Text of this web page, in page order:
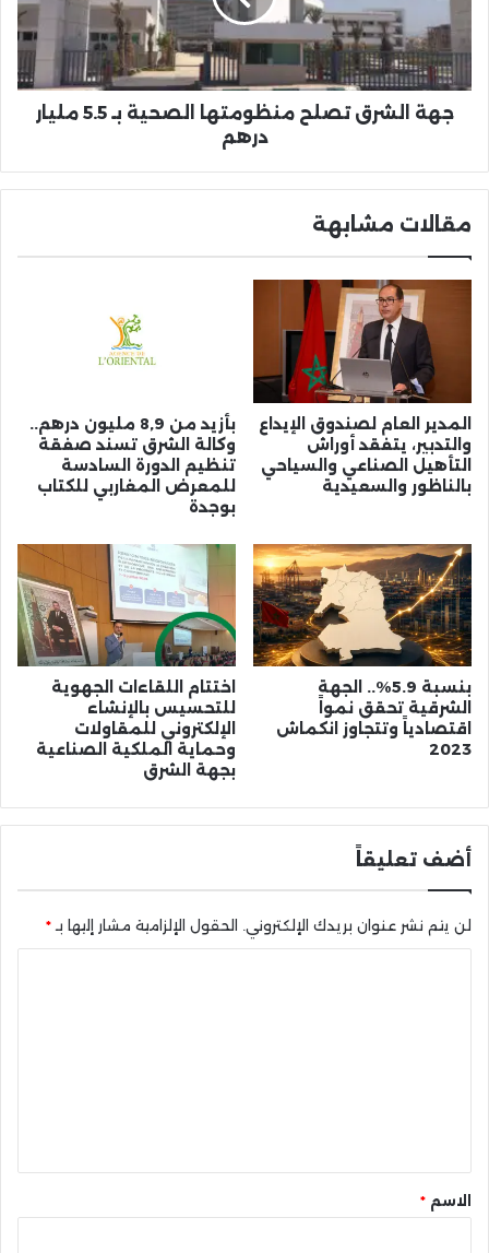
5.5
مليار
درهم
جهة الشرق تصلح منظومتها الصحية بـ 5.5 مليار
درهم
مقالات مشابهة
المدير العام لصندوق الإيداع
والتدبير، يتفقد أوراش
التأهيل الصناعي والسياحي
بالناظور والسعيدية
بأزيد من 8,9 مليون درهم..
وكالة الشرق تسند صفقة
تنظيم الدورة السادسة
للمعرض المغاربي للكتاب
بوجدة
بنسبة 5.9%.. الجهة
الشرقية تحقق نمواً
اقتصادياً وتتجاوز انكماش
2023
اختتام اللقاءات الجهوية
للتحسيس بالإنشاء
الإلكتروني للمقاولات
وحماية الملكية الصناعية
بجهة الشرق
أضف تعليقاً
لن يتم نشر عنوان بريدك الإلكتروني. الحقول الإلزامية مشار إليها بـ*
* الاسم *